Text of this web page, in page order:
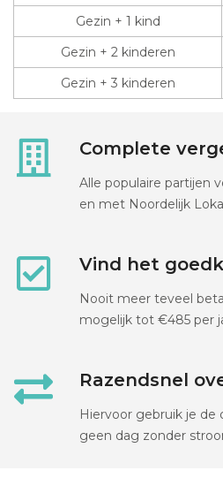
Gezin + 1 kind
Gezin + 2 kinderen
Gezin + 3 kinderen
Complete
Alle populaire partijen
en met Noordelijk
Vind het
Nooit meer teveel
mogelijk tot €485 per
Razendsnel
Hiervoor gebruik je de
geen dag zonder